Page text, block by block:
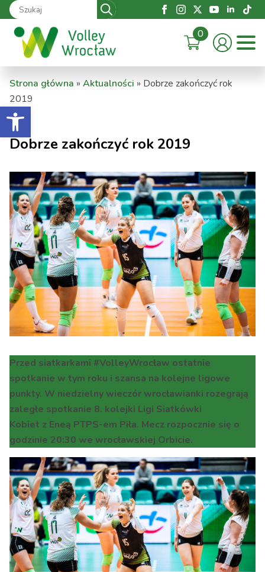
Otwórz pasek narzędzi
Search
for:
0
Strona główna » Aktualności » Dobrze zakończyć rok
2019
Dobrze zakończyć rok 2019
Przed siatkarkami #VolleyWrocław ostatnie
spotkanie w tym roku i szansa na kolejne ligowe
punkty. W niedzielny wieczór wrocławianki rozegrają
zaległe spotkanie 8. kolejki Ligi Siatkówki
Kobiet z Eneą PTPS-em Piła. Mecz rozpocznie się o
godzinie 20:30 we wrocławskiej Orbicie.